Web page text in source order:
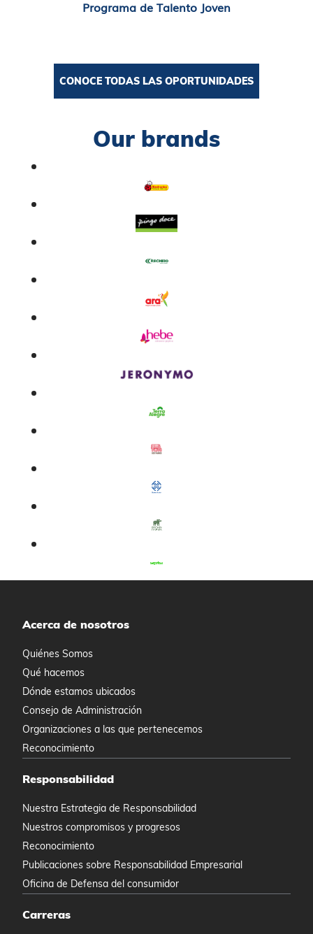
Programa de Talento Joven
CONOCE TODAS LAS OPORTUNIDADES
Our brands
Acerca de nosotros
Quiénes Somos
Qué hacemos
Dónde estamos ubicados
Consejo de Administración
Organizaciones a las que pertenecemos
Reconocimiento
Responsabilidad
Nuestra Estrategia de Responsabilidad
Nuestros compromisos y progresos
Reconocimiento
Publicaciones sobre Responsabilidad Empresarial
Oficina de Defensa del consumidor
Carreras